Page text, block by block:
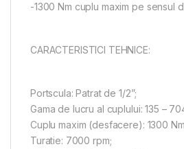
-1300 Nm cuplu maxim pe sensul
CARACTERISTICI TEHNICE:
Portscula: Patrat de 1/2”;
Gama de lucru al cuplului: 135 –
Cuplu maxim (desfacere): 1300
Turatie: 7000 rpm;